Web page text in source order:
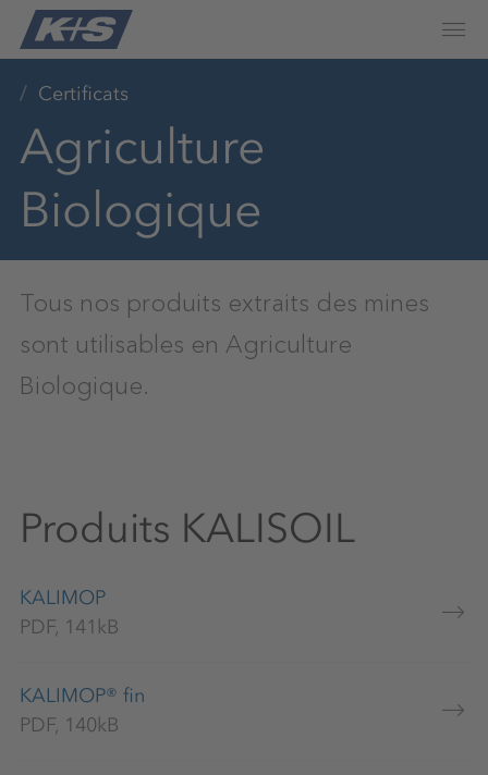
Certificats
Agriculture
Biologique
Tous nos produits extraits des mines
sont utilisables en Agriculture
Biologique.
Produits KALISOIL
KALIMOP
PDF, 141kB
KALIMOP® fin
PDF, 140kB